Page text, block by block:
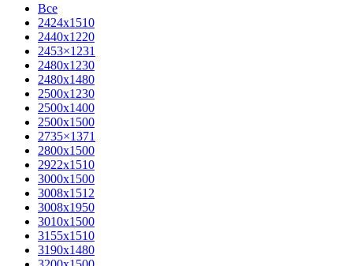
Все
2424х1510
2440х1220
2453×1231
2480х1230
2480х1480
2500х1230
2500х1400
2500х1500
2735×1371
2800х1500
2922х1510
3000х1500
3008х1512
3008х1950
3010х1500
3155х1510
3190х1480